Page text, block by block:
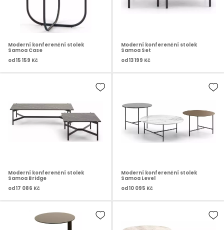
Moderní konferenční stolek
Samoa Case
od15 159 Kč
Moderní konferenční stolek
Samoa Set
od13 199 Kč
Moderní konferenční stolek
Samoa Bridge
od 17 086 Kč
Moderní konferenční stolek
Samoa Level
od 10 095 Kč